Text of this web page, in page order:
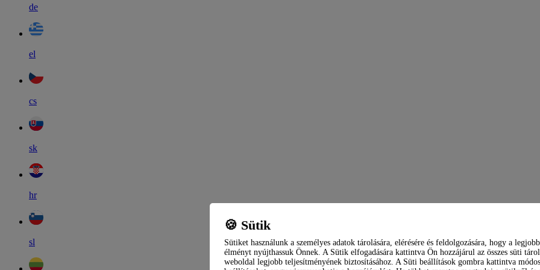
de
el
cs
sk
hr
sl
🍪 Sütik
Sütiket használunk a személyes adatok tárolására, elérésére és feldolgozására, hogy a
élményt nyújthassuk Önnek. A Sütik elfogadására kattintva Ön hozzájárul az összes süti
weboldal legjobb teljesítményének biztosításához. A Süti beállítások gombra kattintva